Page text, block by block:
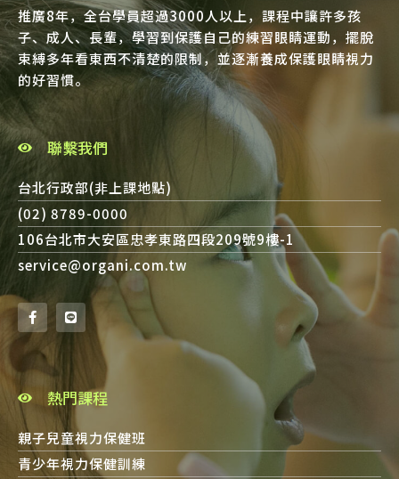
推廣8年，全台學員超過3000人以上，課程中讓許多孩
子、成人、長輩，學習到保護自己的練習眼睛運動，擺脫
束縛多年看東西不清楚的限制，並逐漸養成保護眼睛視力
的好習慣。
聯繫我們
台北行政部(非上課地點)
(02) 8789-0000
106台北市大安區忠孝東路四段209號9樓-1
service@organi.com.tw
熱門課程
親子兒童視力保健班
青少年視力保健訓練